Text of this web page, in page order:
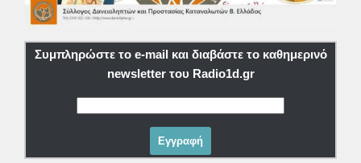
Συμπληρώστε το e-mail και διαβάστε το καθημερινό
newsletter του Radio1d.gr